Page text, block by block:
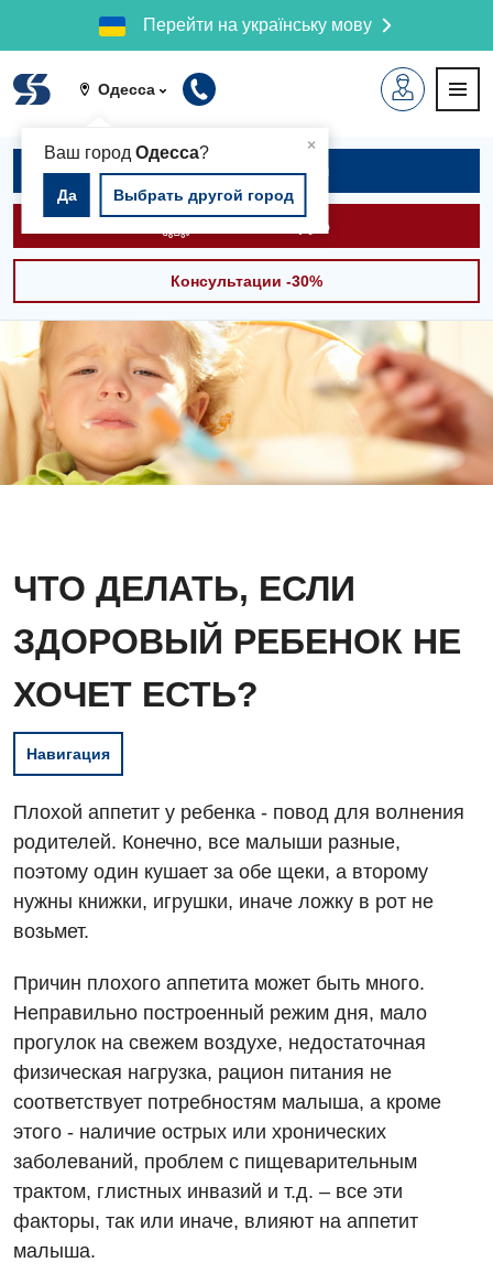
Перейти на українську мову
Одесса
×
Ваш город Одесса?
Да Выбрать другой город
Вакансии
Записаться на приём
Вызвать скорую
Консультации -30%
ЧТО ДЕЛАТЬ, ЕСЛИ
ЗДОРОВЫЙ РЕБЕНОК НЕ
ХОЧЕТ ЕСТЬ?
Навигация
Плохой аппетит у ребенка - повод для волнения
родителей. Конечно, все малыши разные,
поэтому один кушает за обе щеки, а второму
нужны книжки, игрушки, иначе ложку в рот не
возьмет.
Причин плохого аппетита может быть много.
Неправильно построенный режим дня, мало
прогулок на свежем воздухе, недостаточная
физическая нагрузка, рацион питания не
соответствует потребностям малыша, а кроме
этого - наличие острых или хронических
заболеваний, проблем с пищеварительным
трактом, глистных инвазий и т.д. – все эти
факторы, так или иначе, влияют на аппетит
малыша.